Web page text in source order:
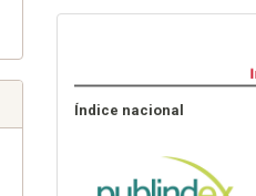
Índice nacional